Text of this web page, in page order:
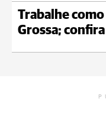
Trabalhe
Grossa;